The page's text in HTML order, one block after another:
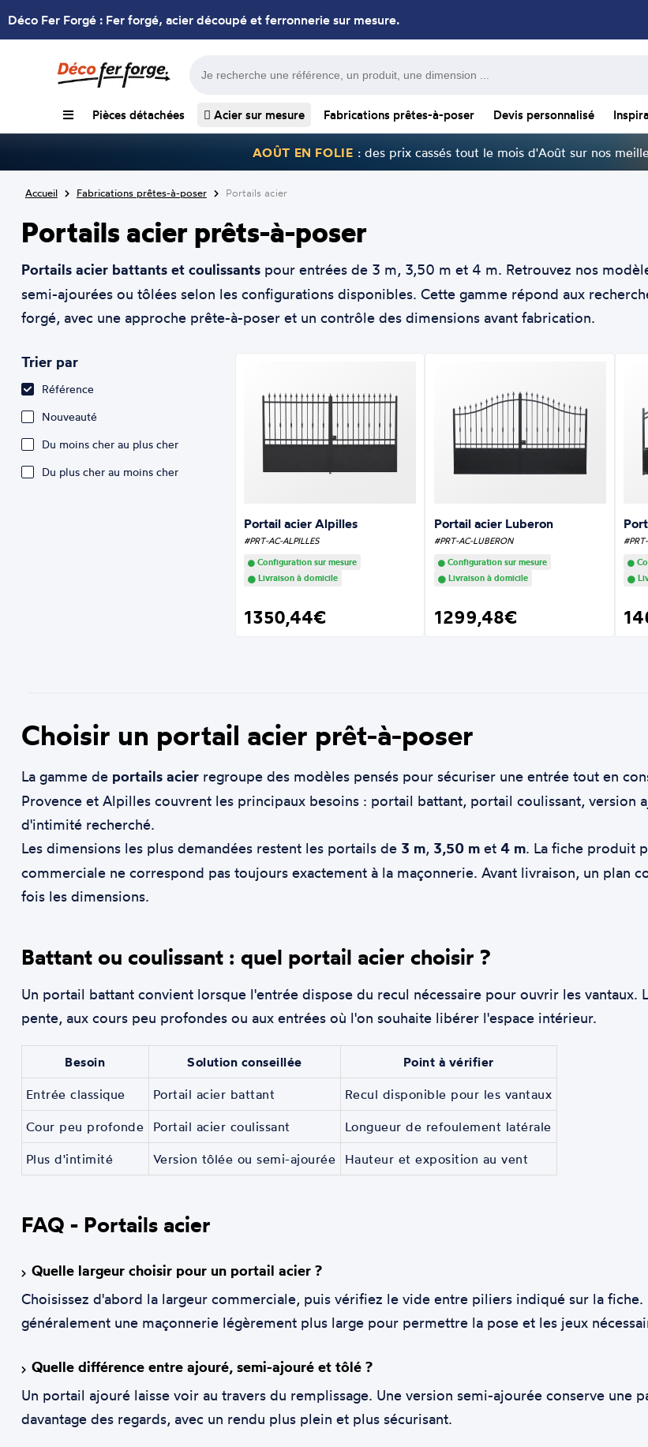
Déco Fer Forgé : Fer forgé, acier découpé et ferronnerie sur mesure.
Pièces détachées Acier sur mesure Fabrications prêtes-à-poser Devis personnalisé
AOÛT EN FOLIE : des prix cassés tout le mois d'Août sur nos
Accueil Fabrications prêtes-à-poser Portails acier
Portails acier prêts-à-poser
Portails acier battants et coulissantspour entrées de 3 m, 3,50 m et 4 m. Retrouvez nos
semi-ajourées ou tôlées selon les configurations disponibles. Cette gamme répond aux
forgé, avec une approche prête-à-poser et un contrôle des dimensions avant fabrication.
Trier par
Référence
Nouveauté
Du moins cher au plus cher
Du plus cher au moins cher
Portail acier Alpilles
#PRT-AC-ALPILLES
Configuration sur mesure
Livraison à domicile
1350,44€
Portail acier Luberon
#PRT-AC-LUBERON
Configuration sur mesure
Livraison à domicile
1299,48€
Choisir un portail acier prêt-à-poser
La gamme de portails acierregroupe des modèles pensés pour sécuriser une entrée tout en
Provence et Alpilles couvrent les principaux besoins : portail battant, portail coulissant, version
d'intimité recherché.
Les dimensions les plus demandées restent les portails de 3 m, 3,50 met 4 m. La fiche produit
commerciale ne correspond pas toujours exactement à la maçonnerie. Avant livraison, un plan
fois les dimensions.
Battant ou coulissant : quel portail acier choisir ?
Un portail battant convient lorsque l'entrée dispose du recul nécessaire pour ouvrir les vantaux.
pente, aux cours peu profondes ou aux entrées où l'on souhaite libérer l'espace intérieur.
Besoin Solution conseillée Point à vérifier
Entrée classique Portail acier battant Recul disponible pour les vantaux
Cour peu profonde Portail acier coulissant Longueur de refoulement latérale
Plus d'intimité Version tôlée ou semi-ajourée Hauteur et exposition au vent
FAQ - Portails acier
Quelle largeur choisir pour un portail acier ?
Choisissez d'abord la largeur commerciale, puis vérifiez le vide entre piliers indiqué sur la
généralement une maçonnerie légèrement plus large pour permettre la pose et les jeux
Quelle différence entre ajouré, semi-ajouré et tôlé ?
Un portail ajouré laisse voir au travers du remplissage. Une version semi-ajourée conserve une
davantage des regards, avec un rendu plus plein et plus sécurisant.